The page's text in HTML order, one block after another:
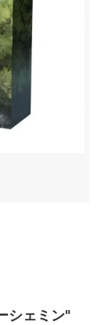
シェミン"